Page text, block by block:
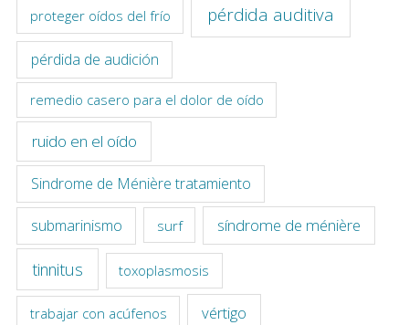
proteger oídos del frío pérdida auditiva
pérdida de audición
remedio casero para el dolor de oído
ruido en el oído
Sindrome de Ménière tratamiento
submarinismo surf síndrome de ménière
tinnitus toxoplasmosis
trabajar con acúfenos vértigo